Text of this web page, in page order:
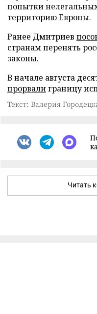
попытки
территорию Европы.
Ранее Дмитриев
странам перенять
законы.
В начале августа
прорвалиграницу
Текст: Валерия
Читать